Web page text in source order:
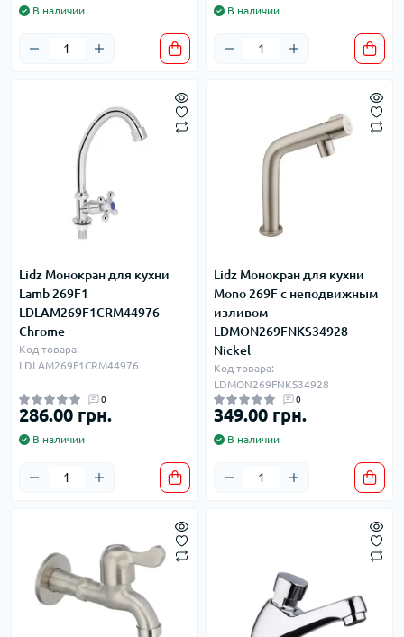
В наличии В наличии
Lidz Монокран для кухни
Lamb 269F1
LDLAM269F1CRM44976
Chrome
Код товара:
LDLAM269F1CRM44976
0
286.00 грн.
В наличии
Lidz Монокран для кухни
Mono 269F с неподвижным
изливом
LDMON269FNKS34928
Nickel
Код товара:
LDMON269FNKS34928
0
349.00 грн.
В наличии